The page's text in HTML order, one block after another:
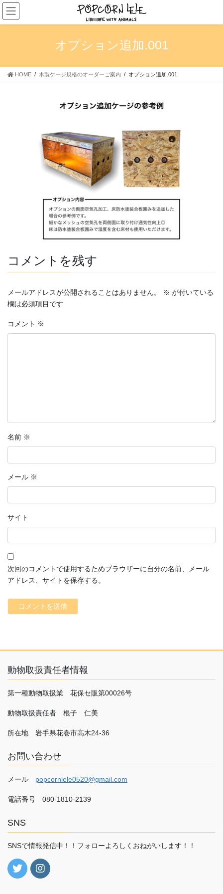
コ
ン
テ
ス
ナ
ビ
ゲ
ン
オプション追加.001
HOME 木製ケージ規格のオーダーご案内 オプション追加.001
コメントを残す
メールアドレスが公開されることはありません。 ※ が付いている
欄は必須項目です
コメント ※
名前 ※
メール ※
サイト
次回のコメントで使用するためブラウザーに自分の名前、メール
アドレス、サイトを保存する。
動物取扱責任者情報
第一種動物取扱業 花保セ販第00026号
動物取扱責任者 根子 仁美
所在地 岩手県花巻市高木24-36
お問い合わせ
メール popcornlele0520@gmail.com
電話番号 080-1810-2139
SNS
SNSで情報発信中！！フォローよろしくおねがいします！！